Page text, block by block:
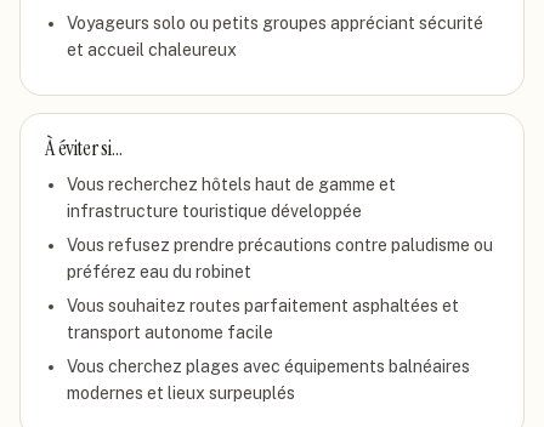
Voyageurs solo ou petits groupes appréciant sécurité
et accueil chaleureux
À éviter si…
Vous recherchez hôtels haut de gamme et
infrastructure touristique développée
Vous refusez prendre précautions contre paludisme ou
préférez eau du robinet
Vous souhaitez routes parfaitement asphaltées et
transport autonome facile
Vous cherchez plages avec équipements balnéaires
modernes et lieux surpeuplés